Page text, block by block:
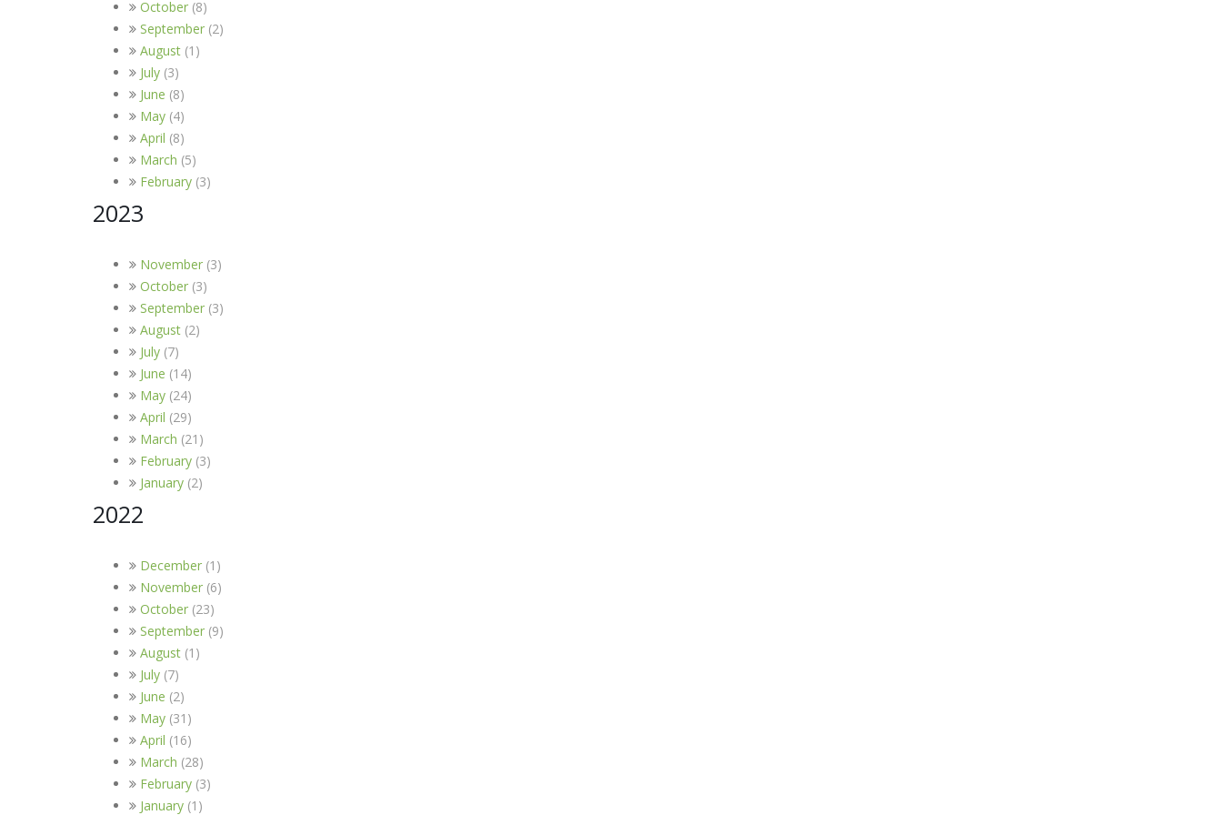
October (8)
September (2)
August (1)
July (3)
June (8)
May (4)
April (8)
March (5)
February (3)
2023
November (3)
October (3)
September (3)
August (2)
July (7)
June (14)
May (24)
April (29)
March (21)
February (3)
January (2)
2022
December (1)
November (6)
October (23)
September (9)
August (1)
July (7)
June (2)
May (31)
April (16)
March (28)
February (3)
January (1)